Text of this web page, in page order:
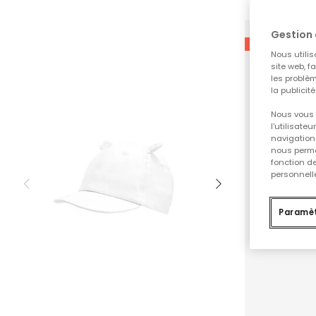
Gestion
Nous
site web,
les
la
Nous
navigation
nous
fonction